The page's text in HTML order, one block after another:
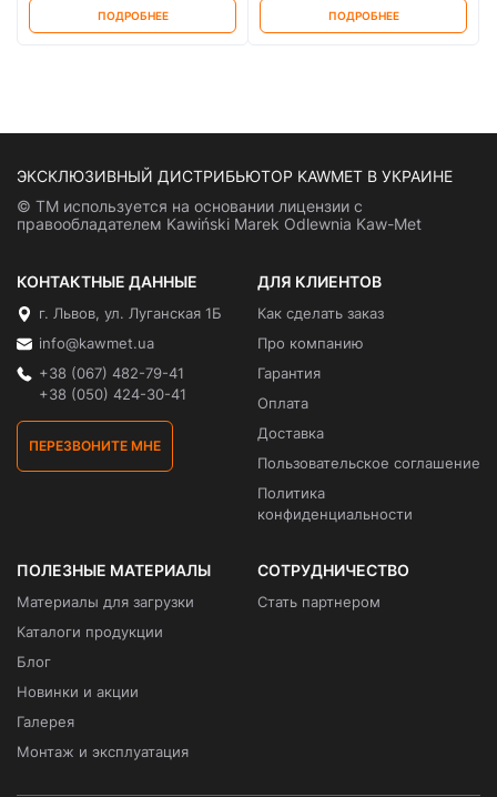
ПОДРОБНЕЕ ПОДРОБНЕЕ
ЭКСКЛЮЗИВНЫЙ ДИСТРИБЬЮТОР KAWMET В УКРАИНЕ
© ТМ используется на основании лицензии с
правообладателем Kawiński Marek Odlewnia Kaw-Met
КОНТАКТНЫЕ ДАННЫЕ
г. Львов, ул. Луганская 1Б
info@kawmet.ua
+38 (067) 482-79-41
+38 (050) 424-30-41
ПЕРЕЗВОНИТЕ МНЕ
ДЛЯ КЛИЕНТОВ
Как сделать заказ
Про компанию
Гарантия
Оплата
Доставка
Пользовательское соглашение
Политика
конфиденциальности
ПОЛЕЗНЫЕ МАТЕРИАЛЫ
Материалы для загрузки
Каталоги продукции
Блог
Новинки и акции
Галерея
Монтаж и эксплуатация
СОТРУДНИЧЕСТВО
Стать партнером